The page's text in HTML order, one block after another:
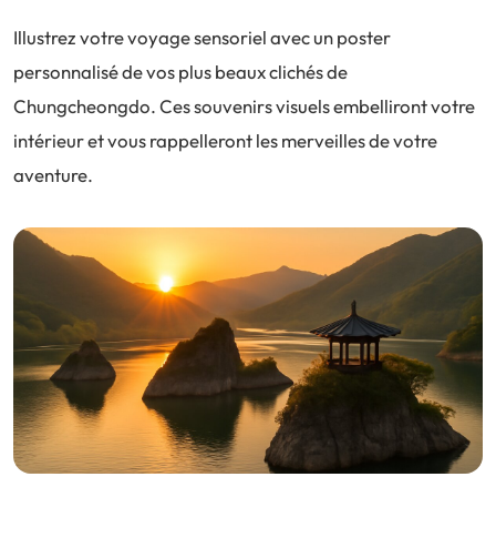
Illustrez votre voyage sensoriel avec un poster
personnalisé de vos plus beaux clichés de
Chungcheongdo. Ces souvenirs visuels embelliront votre
intérieur et vous rappelleront les merveilles de votre
aventure.